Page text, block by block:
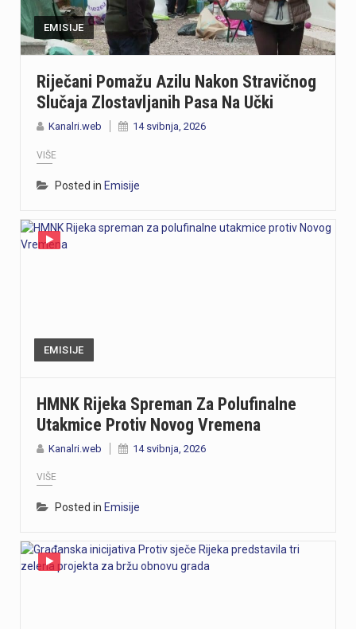
https://youtu.be/TrD_YDDOMIw Nogometaši Rijeke večeras u 20 sati i 45 minuta na stadionu Rujevica igraju utakmicu trećeg kola kvalifikacija za Konferencijsku ligu protiv finskog Ilvesa. Trener Matjaž Kek i igrač Branko Pavić naglašavaju kako u Europi nema mjesta za prosječnost te da ih očekuje teška utakmica protiv suparnika koji se dobro brani i kvalitetno izlazi u tranziciju. Cilj Rijeke je ostvariti što veću rezultatsku razliku u susretu koji traje najmanje 180 minuta. Više u videoprilogu:
EMISIJE
Riječani Pomažu Azilu Nakon Stravičnog
Slučaja Zlostavljanih Pasa Na Učki
Kanalri.web 14 svibnja, 2026
VIŠE
Posted in Emisije
EMISIJE
HMNK Rijeka Spreman Za Polufinalne
Utakmice Protiv Novog Vremena
Kanalri.web 14 svibnja, 2026
VIŠE
Posted in Emisije